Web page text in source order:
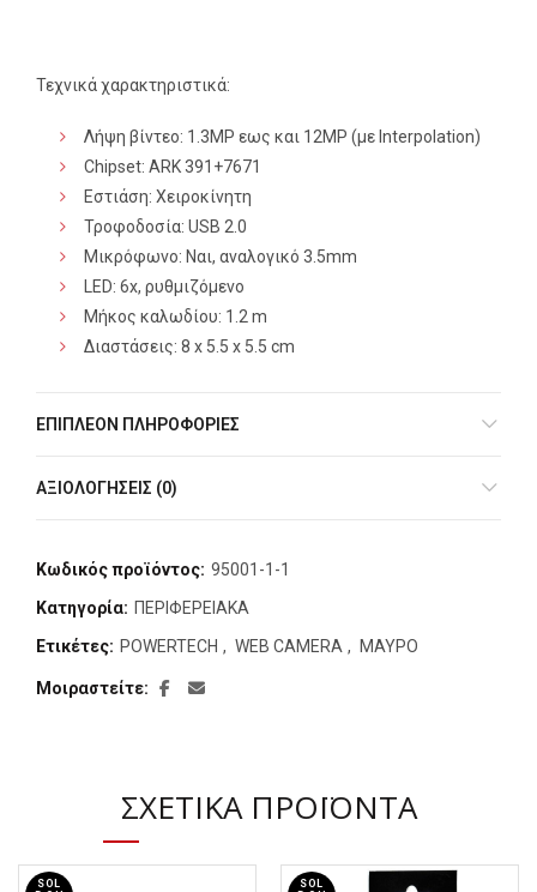
Τεχνικά χαρακτηριστικά:
Λήψη βίντεο: 1.3MP εως και 12MP (με Interpolation)
Chipset: ARK 391+7671
Εστιάση: Χειροκίνητη
Τροφοδοσία: USB 2.0
Μικρόφωνο: Ναι, αναλογικό 3.5mm
LED: 6x, ρυθμιζόμενο
Μήκος καλωδίου: 1.2 m
Διαστάσεις: 8 x 5.5 x 5.5 cm
ΕΠΙΠΛΈΟΝ ΠΛΗΡΟΦΟΡΊΕΣ
ΑΞΙΟΛΟΓΉΣΕΙΣ (0)
Κωδικός προϊόντος: 95001-1-1
Κατηγορία: ΠΕΡΙΦΕΡΕΙΑΚΑ
Ετικέτες: POWERTECH , WEB CAMERA , ΜΑΥΡΟ
Μοιραστείτε
ΣΧΕΤΙΚΆ ΠΡΟΪΌΝΤΑ
SOL
SOL